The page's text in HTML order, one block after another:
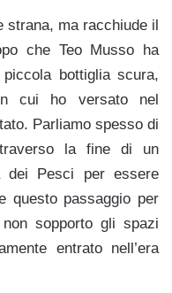
strana, ma racchiude il
che Teo Musso ha
bottiglia scura,
cui ho versato nel
Parliamo spesso di
la fine di un
dei Pesci per essere
questo passaggio per
sopporto gli spazi
entrato nell’era